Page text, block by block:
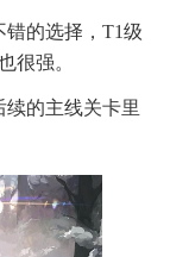
的选择，T1级
很强。
的主线关卡里